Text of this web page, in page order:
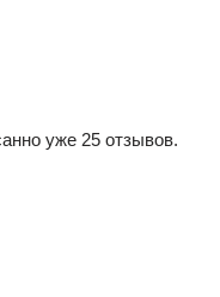
уже 25 отзывов.